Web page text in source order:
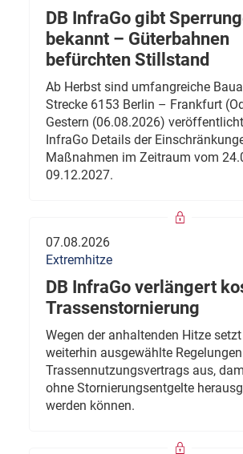
DB InfraGo gibt
bekannt – Güterbahnen
befürchten Stillstand
Ab Herbst sind umfangreiche
Strecke 6153 Berlin – Frankfurt
Gestern (06.08.2026)
InfraGo Details der
Maßnahmen im Zeitraum vom
09.12.2027.
07.08.2026
Extremhitze
DB InfraGo verlängert
Trassenstornierung
Wegen der anhaltenden Hitze
weiterhin ausgewählte
Trassennutzungsvertrags aus,
ohne Stornierungsentgelte
werden können.